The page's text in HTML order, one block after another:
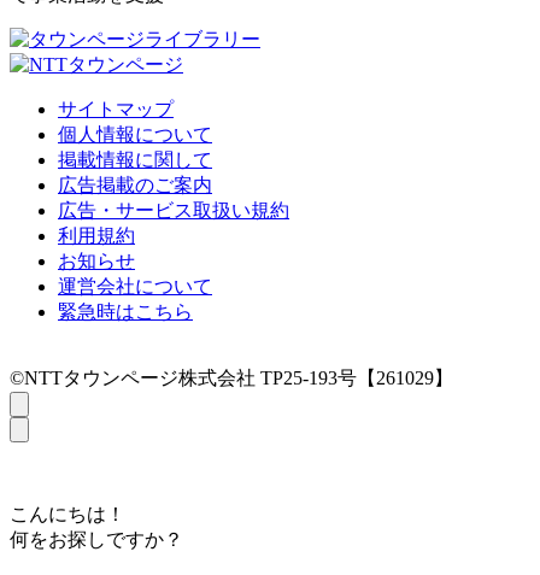
サイトマップ
個人情報について
掲載情報に関して
広告掲載のご案内
広告・サービス取扱い規約
利用規約
お知らせ
運営会社について
緊急時はこちら
©NTTタウンページ株式会社 TP25-193号【261029】
こんにちは！
何をお探しですか？